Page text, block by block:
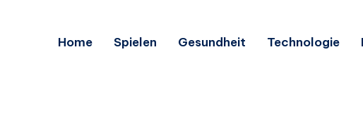
Home Spielen Gesundheit Technologie